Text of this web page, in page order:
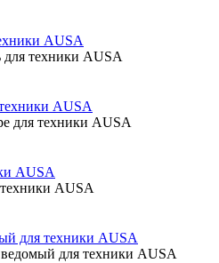
AUSA
для техники AUSA
AUSA
для техники AUSA
AUSA
AUSA
для техники AUSA
для техники AUSA